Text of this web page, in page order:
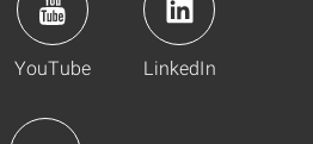
YouTube LinkedIn